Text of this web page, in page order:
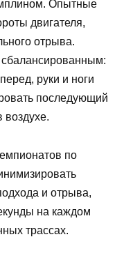
Опытные
двигателя,
отрыва.
руки и ноги
последующий
воздухе.
по
и отрыва,
на каждом
трассах.